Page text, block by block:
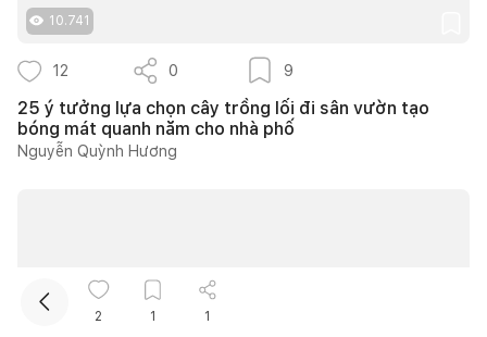
10.741
12 0 9
25 ý tưởng lựa chọn cây trồng lối đi sân vườn tạo
bóng mát quanh năm cho nhà phố
Nguyễn Quỳnh Hương
2 1 1
Kết nối thiết kế, thi công
Mua sắm hoàn thiện nhà